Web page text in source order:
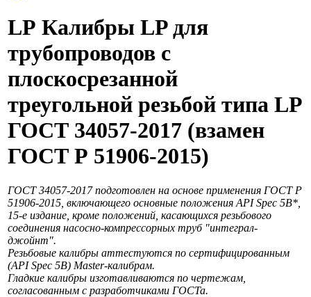
LP Калибры LP для
трубопроводов с
плоскосрезанной
треугольной резьбой типа LP
ГОСТ 34057-2017 (взамен
ГОСТ Р 51906-2015)
ГОСТ 34057-2017 подготовлен на основе применения ГОСТ Р
51906-2015, включающего основные положения API Spec 5В*,
15-е издание, кроме положений, касающихся резьбового
соединения насосно-компрессорных труб "интеграл-
джойнт".
Резьбовые калибры аттестуются по сертифицированным
(API Spec 5B) Master-калибрам.
Гладкие калибры изготавливаются по чертежам,
согласованным с разработчиками ГОСТа.